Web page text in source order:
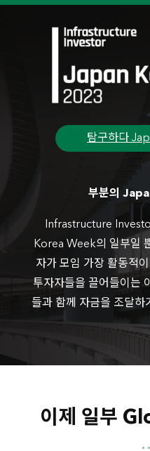
National
NH Life
Samsung Fire
Seoul
The Korean
The Police
Tong Yang
ABL
AIA
DGB
Fubon
Hana
Hanhwa
Hyundai
Industrial
KB
KDB
Korea
Korea Fire
National
탐구하다
부분의
Infrastructure
Korea Week의 일부일
자가 모임 가장 활동적
투자자들을 끌어들이는
들과 함께 자금을 조달하
이제 일부